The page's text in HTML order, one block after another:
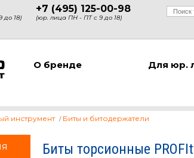
до 18)
+7 (495) 125-00-98
(юр. лица ПН - ПТ с 9 до 18)
О бренде Для юр.
инструмент Биты и битодержатели
Биты торсионные